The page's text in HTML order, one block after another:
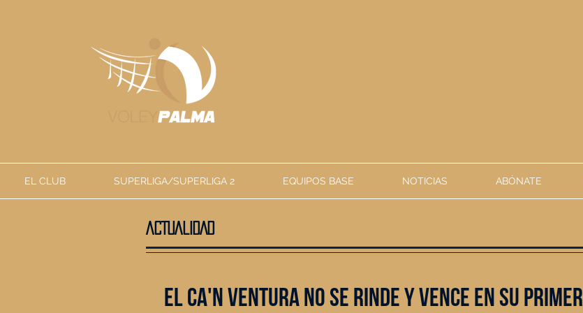
EL CLUB SUPERLIGA/SUPERLIGA 2 EQUIPOS BASE NOTICIAS ABÓNATE
ACTUALIDAD
El ca'n ventura no se rinde y VENCE en su primer